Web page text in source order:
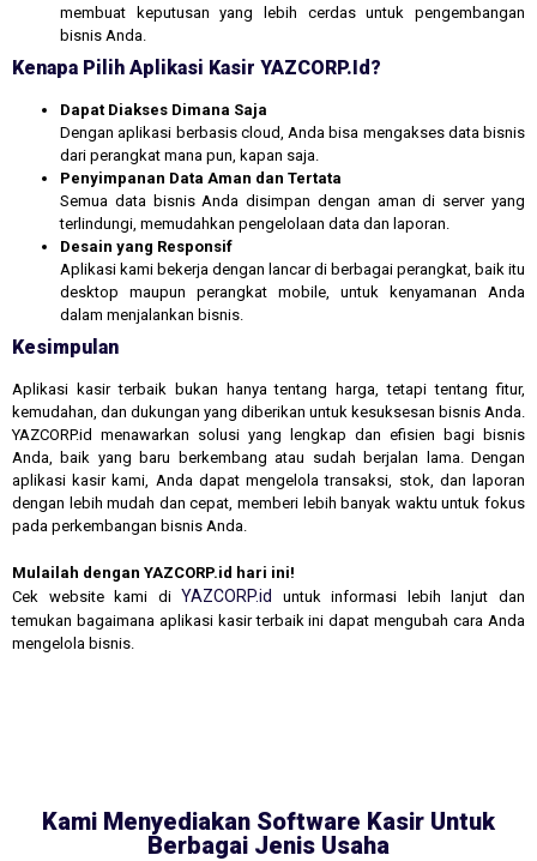
membuat keputusan yang lebih cerdas untuk pengembangan
bisnis Anda.
Kenapa Pilih Aplikasi Kasir YAZCORP.id?
Dapat Diakses Dimana Saja
Dengan aplikasi berbasis cloud, Anda bisa mengakses data bisnis
dari perangkat mana pun, kapan saja.
Penyimpanan Data Aman dan Tertata
Semua data bisnis Anda disimpan dengan aman di server yang
terlindungi, memudahkan pengelolaan data dan laporan.
Desain yang Responsif
Aplikasi kami bekerja dengan lancar di berbagai perangkat, baik itu
desktop maupun perangkat mobile, untuk kenyamanan Anda
dalam menjalankan bisnis.
Kesimpulan
Aplikasi kasir terbaik bukan hanya tentang harga, tetapi tentang fitur,
kemudahan, dan dukungan yang diberikan untuk kesuksesan bisnis Anda.
YAZCORP.id menawarkan solusi yang lengkap dan efisien bagi bisnis
Anda, baik yang baru berkembang atau sudah berjalan lama. Dengan
aplikasi kasir kami, Anda dapat mengelola transaksi, stok, dan laporan
dengan lebih mudah dan cepat, memberi lebih banyak waktu untuk fokus
pada perkembangan bisnis Anda.
Mulailah dengan YAZCORP.id hari ini!
Cek website kami di YAZCORP.id
untuk informasi lebih lanjut dan
temukan bagaimana aplikasi kasir terbaik ini dapat mengubah cara Anda
mengelola bisnis.
Kami Menyediakan Software Kasir Untuk
Berbagai Jenis Usaha